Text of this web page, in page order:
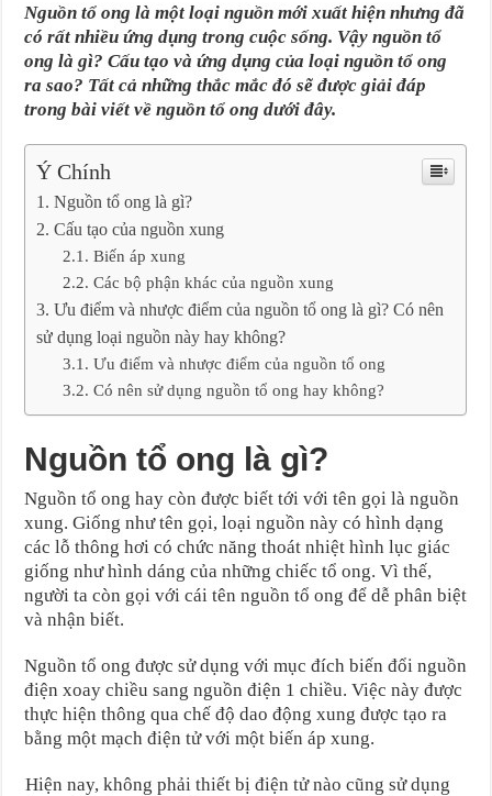
Nguồn tổ ong là một loại nguồn mới xuất hiện nhưng đã
có rất nhiều ứng dụng trong cuộc sống. Vậy nguồn tổ
ong là gì? Cấu tạo và ứng dụng của loại nguồn tổ ong
ra sao? Tất cả những thắc mắc đó sẽ được giải đáp
trong bài viết về nguồn tổ ong dưới đây.
Ý Chính
Nguồn tổ ong là gì?
Cấu tạo của nguồn xung
Biến áp xung
Các bộ phận khác của nguồn xung
Ưu điểm và nhược điểm của nguồn tổ ong là gì? Có nên
sử dụng loại nguồn này hay không?
Ưu điểm và nhược điểm của nguồn tổ ong
Có nên sử dụng nguồn tổ ong hay không?
Nguồn tổ ong là gì?
Nguồn tổ ong hay còn được biết tới với tên gọi là nguồn
xung. Giống như tên gọi, loại nguồn này có hình dạng
các lỗ thông hơi có chức năng thoát nhiệt hình lục giác
giống như hình dáng của những chiếc tổ ong. Vì thế,
người ta còn gọi với cái tên nguồn tổ ong để dễ phân biệt
và nhận biết.
Nguồn tổ ong được sử dụng với mục đích biến đổi nguồn
điện xoay chiều sang nguồn điện 1 chiều. Việc này được
thực hiện thông qua chế độ dao động xung được tạo ra
bằng một mạch điện tử với một biến áp xung.
Hiện nay, không phải thiết bị điện tử nào cũng sử dụng